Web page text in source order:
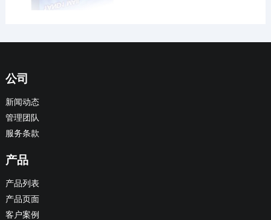
公司
新闻动态
管理团队
服务条款
产品
产品列表
产品页面
客户案例